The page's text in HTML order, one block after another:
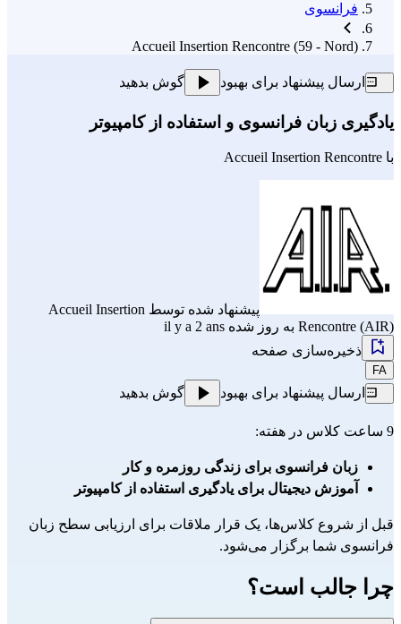
فرانسوی
Accueil Insertion Rencontre (59 - Nord)
ارسال پیشنهاد برای بهبود گوش بدهید
یادگیری زبان فرانسوی و استفاده از کامپیوتر
با Accueil Insertion Rencontre
پیشنهاد شده توسط Accueil Insertion
Rencontre (AIR) به روز شده il y a 2 ans
ذخیره‌سازی صفحه
FA
ارسال پیشنهاد برای بهبود گوش بدهید
9 ساعت کلاس در هفته:
زبان فرانسوی برای زندگی روزمره و کار
آموزش دیجیتال برای یادگیری استفاده از کامپیوتر
قبل از شروع کلاس‌ها، یک قرار ملاقات برای ارزیابی سطح زبان
فرانسوی شما برگزار می‌شود.
چرا جالب است؟